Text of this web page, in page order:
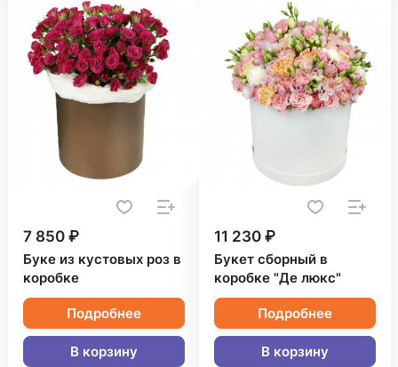
7 850 ₽
Буке из кустовых роз в
коробке
Подробнее
В корзину
11 230 ₽
Букет сборный в
коробке "Де люкс"
Подробнее
В корзину